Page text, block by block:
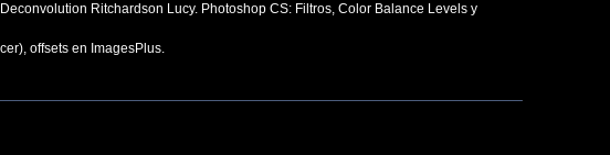
Ritchardson Lucy. Photoshop CS: Filtros, Color Balance Levels y
offsets en ImagesPlus.